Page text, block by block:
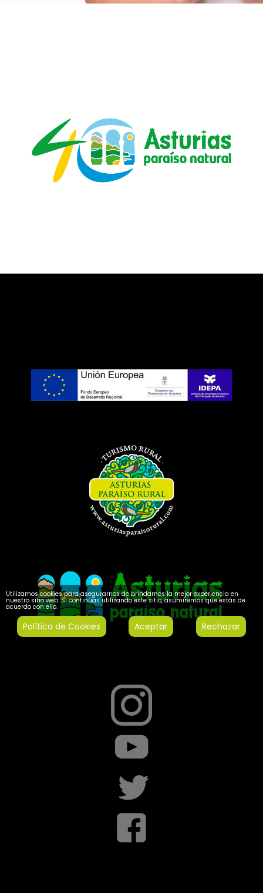
Utilizamos cookies para asegurarnos de brindarnos la mejor experiencia en
nuestro sitio web. Si continúas utilizando este sitio, asumiremos que estás de
acuerdo con ello.
Política de Cookies Aceptar Rechazar